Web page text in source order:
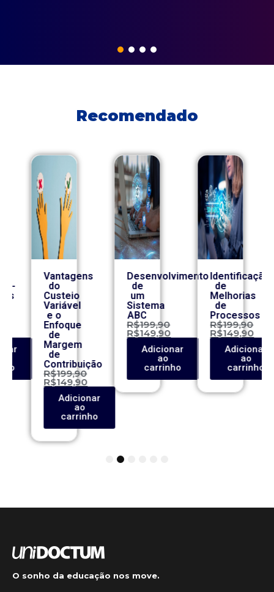
Recomendado
Vantagens
do
Custeio
Variável
e o
Enfoque
de
Margem
de
Contribuição
R$199,90
R$149,90
Adicionar
ao
carrinho
Desenvolvimento
de
um
Sistema
ABC
R$199,90
R$149,90
Adicionar
ao
carrinho
Identificação
de
Melhorias
de
Processos
R$199,90
R$149,90
Adicionar
ao
carrinho
5
O sonho da educação nos move.